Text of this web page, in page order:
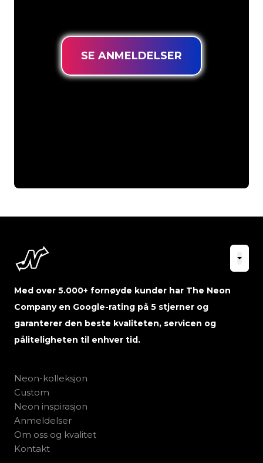
SE ANMELDELSER
Med over 5.000+ fornøyde kunder har The Neon
Company en Google-rating på 5 stjerner og
garanterer den beste kvaliteten, servicen og
påliteligheten til enhver tid.
Neon-kolleksjon
Custom
Neon inspirasjon
Anmeldelser
Om oss og kvalitet
Kontakt